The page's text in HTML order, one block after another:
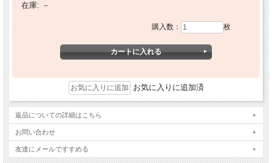
在庫: －
購入数： 枚
お気に入りに追加済
返品についての詳細はこちら
お問い合わせ
友達にメールですすめる